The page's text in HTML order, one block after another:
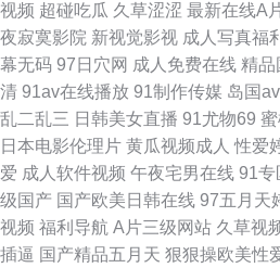
第一av综合 成人网在线 超碰天天干人人色
东 国内自怕网站 99福利热在线视频 91性
下载 免费的电影 午夜伦理大全 福利社区一
网入口站最新 91xxx簧片 国产不卡二区 人
女 福利午夜导航 人人操人人色 早乙女理爱
视频 超碰吃瓜 久草涩涩 最新在线A
夜寂寞影院 新视觉影视 成人写真福
幕无码 97日穴网 成人免费在线 精品
清 91av在线播放 91制作传媒 岛国
乱二乱三 日韩美女直播 91尤物69
日本电影伦理片 黄瓜视频成人 性爱
爱 成人软件视频 午夜宅男在线 91专
级国产 国产欧美日韩在线 97五月天
视频 福利导航 A片三级网站 久草视
插逼 国产精品五月天 狠狠操欧美性